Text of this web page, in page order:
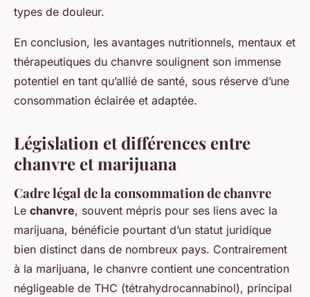
types de douleur.
En conclusion, les avantages nutritionnels, mentaux et
thérapeutiques du chanvre soulignent son immense
potentiel en tant qu’allié de santé, sous réserve d’une
consommation éclairée et adaptée.
Législation et différences entre
chanvre et marijuana
Cadre légal de la consommation de chanvre
Le chanvre, souvent mépris pour ses liens avec la
marijuana, bénéficie pourtant d’un statut juridique
bien distinct dans de nombreux pays. Contrairement
à la marijuana, le chanvre contient une concentration
négligeable de THC (tétrahydrocannabinol), principal